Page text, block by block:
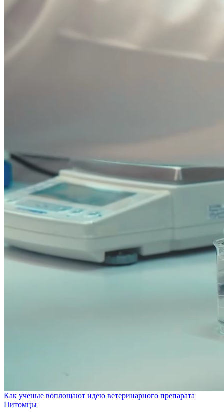
Как ученые воплощают идею ветеринарного препарата
Питомцы